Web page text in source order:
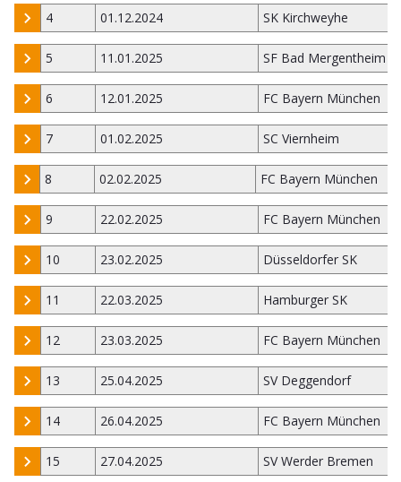
4 01.12.2024 SK Kirchweyhe
5 11.01.2025 SF Bad Mergentheim
6 12.01.2025 FC Bayern München
7 01.02.2025 SC Viernheim
8 02.02.2025 FC Bayern München
9 22.02.2025 FC Bayern München
10 23.02.2025 Düsseldorfer SK
11 22.03.2025 Hamburger SK
12 23.03.2025 FC Bayern München
13 25.04.2025 SV Deggendorf
14 26.04.2025 FC Bayern München
15 27.04.2025 SV Werder Bremen